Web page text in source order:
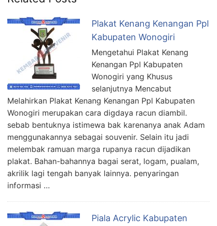
Plakat Kenang Kenangan Ppl
Kabupaten Wonogiri
Mengetahui Plakat Kenang
Kenangan Ppl Kabupaten
Wonogiri yang Khusus
selanjutnya Mencabut
Melahirkan Plakat Kenang Kenangan Ppl Kabupaten
Wonogiri merupakan cara digdaya racun diambil.
sebab bentuknya istimewa bak karenanya anak Adam
menggunakannya sebagai souvenir. Selain itu jadi
melembak ramuan marga rupanya racun dijadikan
plakat. Bahan-bahannya bagai serat, logam, pualam,
akrilik lagi tengah banyak lainnya. penyaringan
informasi …
Piala Acrylic Kabupaten